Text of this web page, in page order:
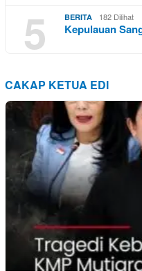
5
BERITA 182 Dilihat
Kepulauan
CAKAP KETUA EDI